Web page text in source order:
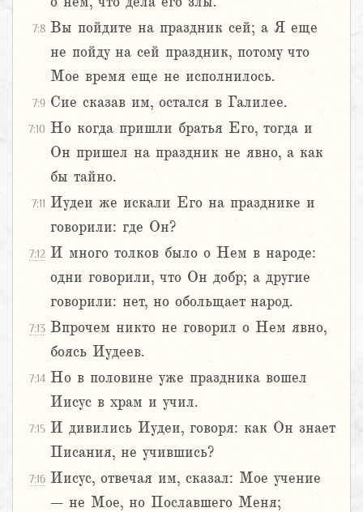
7:8 Вы пойдите на праздник сей; а Я еще
не пойду на сей праздник, потому что
Мое время еще не исполнилось.
7:9 Сие сказав им, остался в Галилее.
7:10 Но когда пришли братья Его, тогда и
Он пришел на праздник не явно, а как
бы тайно.
7:11 Иудеи же искали Его на празднике и
говорили: где Он?
7:12 И много толков было о Нем в народе:
одни говорили, что Он добр; а другие
говорили: нет, но обольщает народ.
7:13 Впрочем никто не говорил о Нем явно,
боясь Иудеев.
7:14 Но в половине уже праздника вошел
Иисус в храм и учил.
7:15 И дивились Иудеи, говоря: как Он знает
Писания, не учившись?
7:16 Иисус, отвечая им, сказал: Мое учение
– не Мое, но Пославшего Меня;